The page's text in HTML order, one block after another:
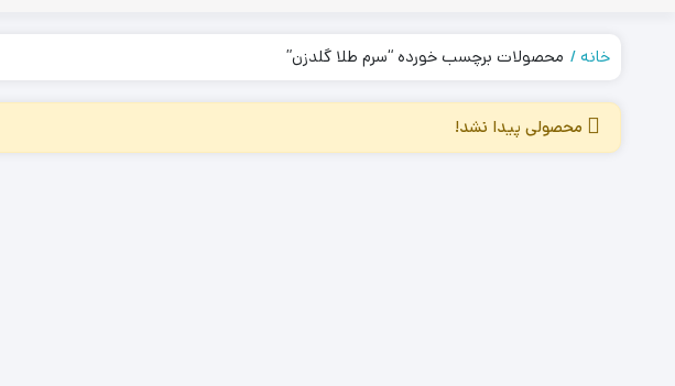
خانه محصولات برچسب خورده “سرم طلا گلدزن”
محصولی پیدا نشد!